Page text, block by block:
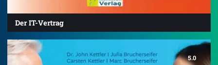
Der IT-Vertrag
5.0